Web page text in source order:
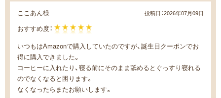
ここあん様 投稿日：2026年07月09日
おすすめ度：
いつもはAmazonで購入していたのですが、誕生日クーポンでお
得に購入できました。
コーヒーに入れたり、寝る前にそのまま舐めるとぐっすり寝れる
のでなくなると困ります。
なくなったらまたお願いします。